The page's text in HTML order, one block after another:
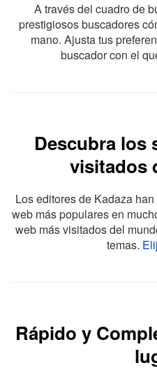
A través del cuadro de
prestigiosos buscadores
mano. Ajusta tus
buscador con el
Descubra los
visitados
Los editores de Kadaza
web más populares en
web más visitados del
temas.
Rápido y